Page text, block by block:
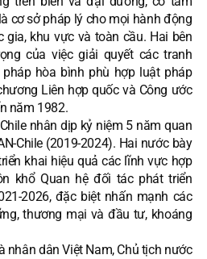
cơ sở pháp lý cho mọi hành động
khu vực và toàn cầu. Hai bên
của việc giải quyết các tranh
hòa bình phù hợp luật pháp
Liên hợp quốc và Công ước
năm 1982.
nhân dịp kỷ niệm 5 năm quan
Chile (2019-2024). Hai nước bày
khai hiệu quả các lĩnh vực hợp
khổ Quan hệ đối tác phát triển
2026, đặc biệt nhấn mạnh các
thương mại và đầu tư, khoáng
nhân dân Việt Nam, Chủ tịch nước